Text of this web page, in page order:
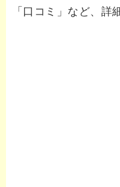
「口コミ」など、詳